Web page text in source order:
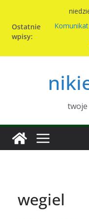
treści
Ostatnie
wpisy:
Kiermasz
Wymiana
twoje
wegiel